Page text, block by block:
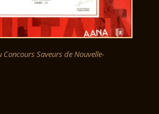
Saveurs de Nouvelle-